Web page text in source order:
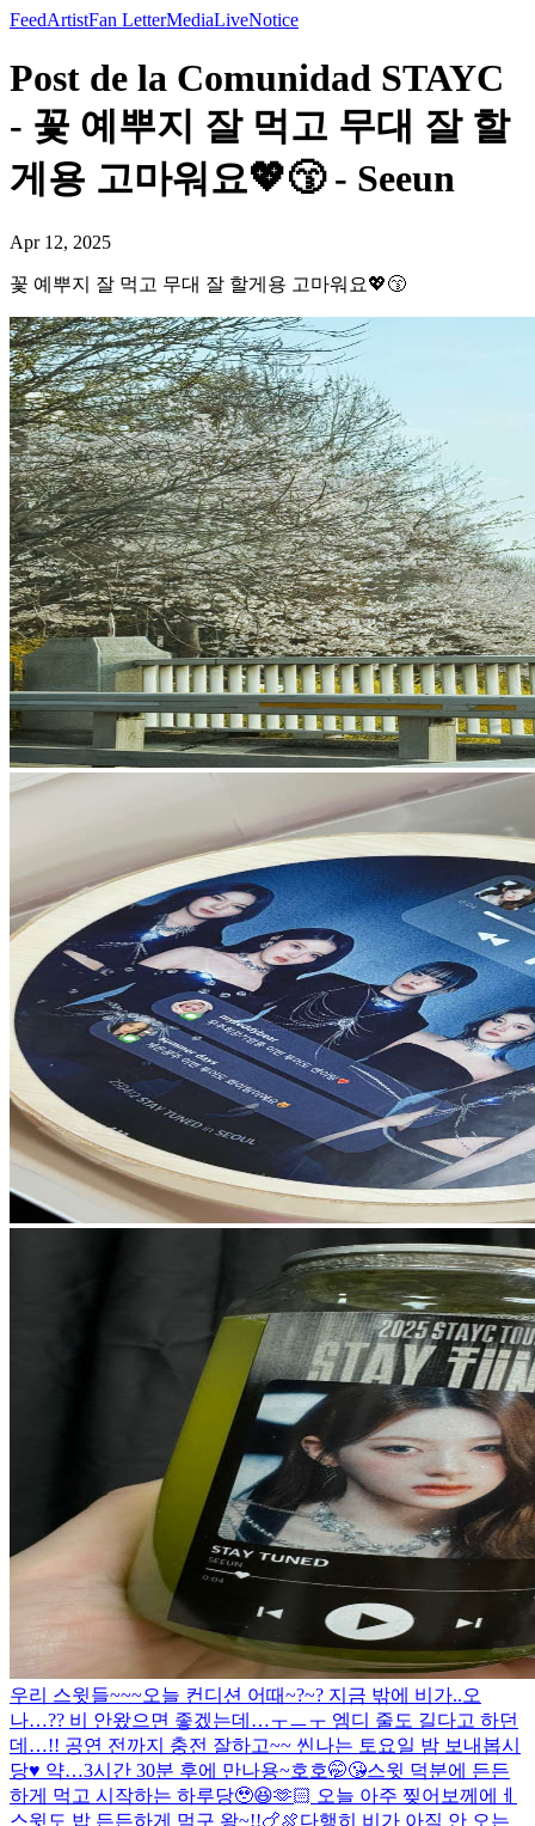
FeedArtistFan LetterMediaLiveNotice
Post de la Comunidad STAYC
- 꽃 예뿌지 잘 먹고 무대 잘 할
게용 고마워요💖😙 - Seeun
Apr 12, 2025
꽃 예뿌지 잘 먹고 무대 잘 할게용 고마워요💖😙
우리 스윗들~~~오늘 컨디션 어때~?~? 지금 밖에 비가..오
나…?? 비 안왔으면 좋겠는데…ㅜㅡㅜ 엠디 줄도 길다고 하던
데…!! 공연 전까지 충전 잘하고~~ 씬나는 토요일 밤 보내봅시
당♥️ 약…3시간 30분 후에 만나용~호호🤭😘스윗 덕분에 든든
하게 먹고 시작하는 하루당🥹😆🫶🏻 오늘 아주 찢어보께에ㅔ
스윗도 밥 든든하게 먹구 왕~!!🍗🍖다행히 비가 아직 안 오는